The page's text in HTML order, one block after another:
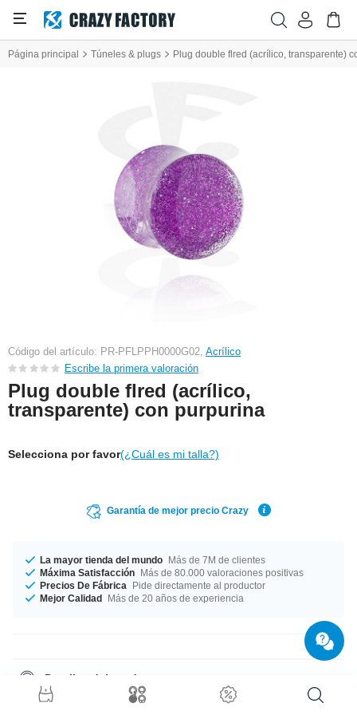
Página principal Túneles & plugs Plug double flred (acrílico, transparente)
Código del artículo: PR-PFLPPH0000G02, Acrílico
Escribe la primera valoración
Plug double flred (acrílico,
transparente) con purpurina
Selecciona por favor(¿Cuál es mi talla?)
Garantía de mejor precio Crazy
La mayor tienda del mundo Más de 7M de clientes
Máxima Satisfacción Más de 80.000 valoraciones positivas
Precios De Fábrica
Pide directamente al productor
Mejor Calidad Más de 20 años de experiencia
Detalles del producto
Plug transparente con doble acampanado con brillantina